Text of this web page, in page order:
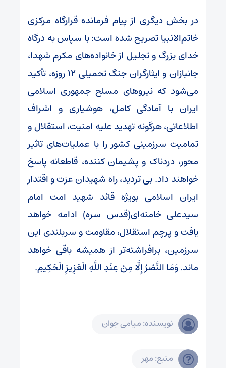
در بخش دیگری از پیام فرمانده قرارگاه مرکزی
خاتم‌الانبیا تصریح شده است: با سپاس به درگاه
خدای بزرگ و تجلیل از خانواده‌های مکرم شهدا،
جانبازان و ایثارگران جنگ تحمیلی ۱۲ روزه، تأکید
می‌شود که نیروهای مسلح جمهوری اسلامی
ایران با آمادگی کامل، هوشیاری و اشراف
اطلاعاتی، هرگونه تهدید علیه امنیت، استقلال و
تمامیت سرزمینی کشور را با عملیات‌های تاثیر
محور، دردناک و پشیمان کننده، قاطعانه پاسخ
خواهند داد. بی تردید، راه شهیدان عزت و اقتدار
ایران اسلامی بویژه قائد شهید امت امام
سیدعلی خامنه‌ای(قدس سره) ادامه خواهد
یافت و پرچم استقلال، مقاومت و سربلندی این
سرزمین، برافراشته‌تر از همیشه باقی خواهد
ماند. وَمَا النَّصْرُ إِلَّا مِنْ عِنْدِ اللَّهِ الْعَزِیزِ الْحَکِیمِ.
نویسنده: میامی جوان
منبع: مهر